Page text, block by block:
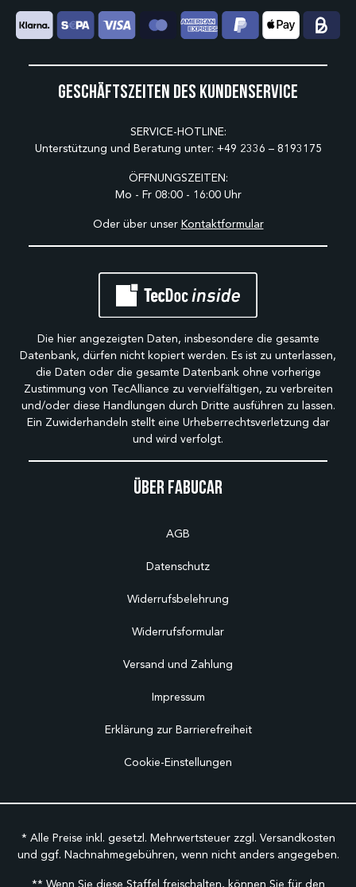
Über Fabucar
AGB
Datenschutz
Widerrufsbelehrung
Widerrufsformular
Versand und Zahlung
Impressum
Erklärung zur Barrierefreiheit
Cookie-Einstellungen
Geschäftszeiten des Kundenservice
SERVICE-HOTLINE:
Unterstützung und Beratung unter: +49 2336 – 8193175
ÖFFNUNGSZEITEN:
Mo - Fr 08:00 - 16:00 Uhr
Oder über unser Kontaktformular
Die hier angezeigten Daten, insbesondere die gesamte
Datenbank, dürfen nicht kopiert werden. Es ist zu unterlassen,
die Daten oder die gesamte Datenbank ohne vorherige
Zustimmung von TecAlliance zu vervielfältigen, zu verbreiten
und/oder diese Handlungen durch Dritte ausführen zu lassen.
Ein Zuwiderhandeln stellt eine Urheberrechtsverletzung dar
und wird verfolgt.
* Alle Preise inkl. gesetzl. Mehrwertsteuer zzgl. Versandkosten
und ggf. Nachnahmegebühren, wenn nicht anders angegeben.